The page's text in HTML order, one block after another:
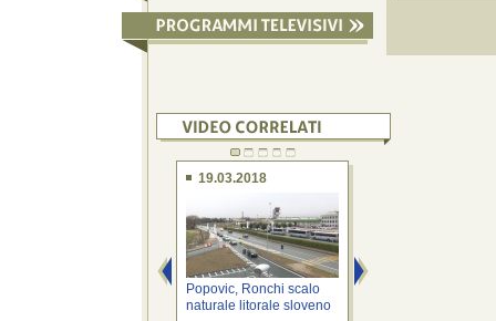
19.03.2018
Popovic, Ronchi scalo
naturale litorale sloveno